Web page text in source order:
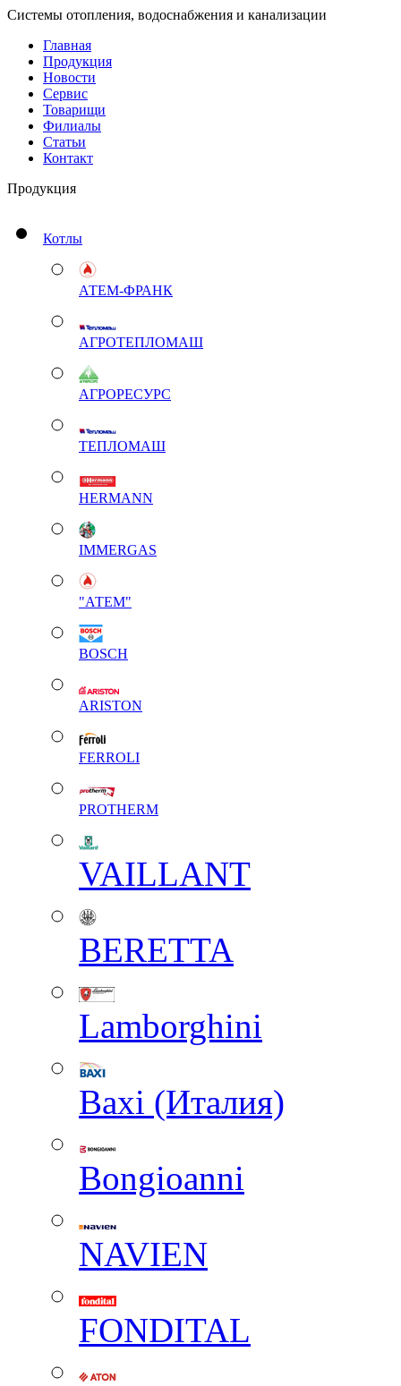
Системы отопления, водоснабжения и канализации
Главная
Продукция
Новости
Сервис
Товарищи
Филиалы
Статьи
Контакт
Продукция
Котлы
АТЕМ-ФРАНК
АГРОТЕПЛОМАШ
АГРОРЕСУРС
ТЕПЛОМАШ
HERMANN
IMMERGAS
"АТЕМ"
BOSCH
ARISTON
FERROLI
PROTHERM
VAILLANT
BERETTA
Lamborghini
Baxi (Италия)
Вongioanni
NAVIEN
FONDITAL